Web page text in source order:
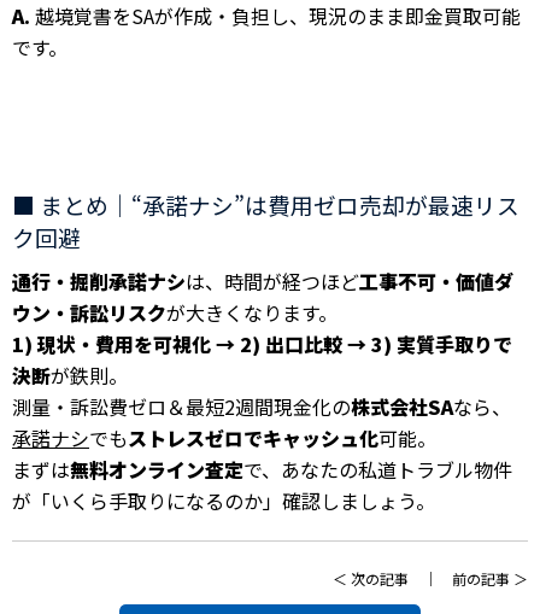
A. 越境覚書をSAが作成・負担し、現況のまま即金買取可能
です。
■ まとめ｜“承諾ナシ”は費用ゼロ売却が最速リス
ク回避
通行・掘削承諾ナシは、時間が経つほど工事不可・価値ダ
ウン・訴訟リスクが大きくなります。
1) 現状・費用を可視化 → 2) 出口比較 → 3) 実質手取りで
決断が鉄則。
測量・訴訟費ゼロ＆最短2週間現金化の株式会社SAなら、
承諾ナシでもストレスゼロでキャッシュ化可能。
まずは無料オンライン査定で、あなたの私道トラブル物件
が「いくら手取りになるのか」確認しましょう。
＜ 次の記事 ｜ 前の記事 ＞